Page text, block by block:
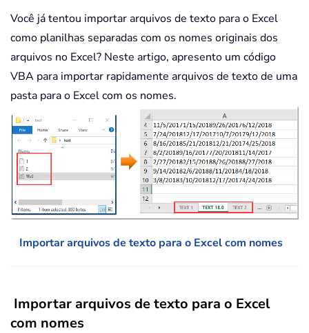
Você já tentou importar arquivos de texto para o Excel
como planilhas separadas com os nomes originais dos
arquivos no Excel? Neste artigo, apresento um código
VBA para importar rapidamente arquivos de texto de uma
pasta para o Excel com os nomes.
Importar arquivos de texto para o Excel com nomes
Importar arquivos de texto para o Excel
com nomes